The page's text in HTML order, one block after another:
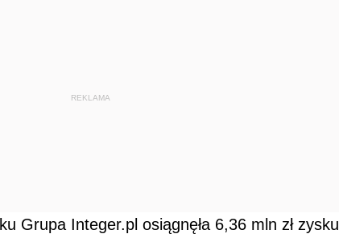
REKLAMA
Grupa Integer.pl osiągnęła 6,36 mln zł zysku